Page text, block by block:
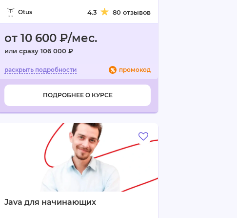
Otus 4.3 80 отзывов
от 10 600 ₽/мес.
или сразу 106 000 ₽
промокод
ПОДРОБНЕЕ О КУРСЕ
Java для начинающих